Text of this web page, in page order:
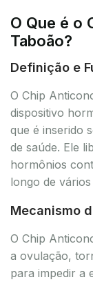
O Que é o
Taboão?
Definição e
O Chip
dispositivo
que é inserido
de saúde. Ele
hormônios
longo de
Mecanismo
O Chip
a ovulação,
para impedir a